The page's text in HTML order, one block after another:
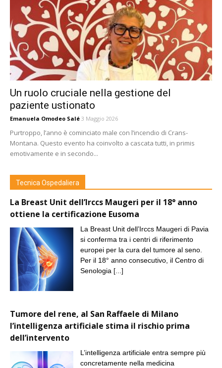
Un ruolo cruciale nella gestione del
paziente ustionato
Emanuela Omodeo Salé 3 Maggio 2026
Purtroppo, l’anno è cominciato male con l’incendio di Crans-
Montana. Questo evento ha coinvolto a cascata tutti, in primis
emotivamente e in secondo...
Tecnica Ospedaliera
La Breast Unit dell’Irccs Maugeri per il 18° anno
ottiene la certificazione Eusoma
La Breast Unit dell’Irccs Maugeri di Pavia
si conferma tra i centri di riferimento
europei per la cura del tumore al seno.
Per il 18° anno consecutivo, il Centro di
Senologia [...]
Tumore del rene, al San Raffaele di Milano
l’intelligenza artificiale stima il rischio prima
dell’intervento
L’intelligenza artificiale entra sempre più
concretamente nella medicina